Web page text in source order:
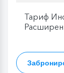
Тариф